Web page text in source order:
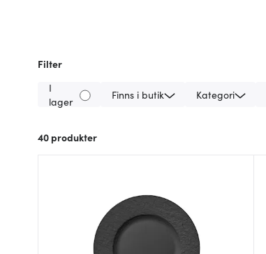
Filter
I
lager
Finns i butik Kategori
40 produkter